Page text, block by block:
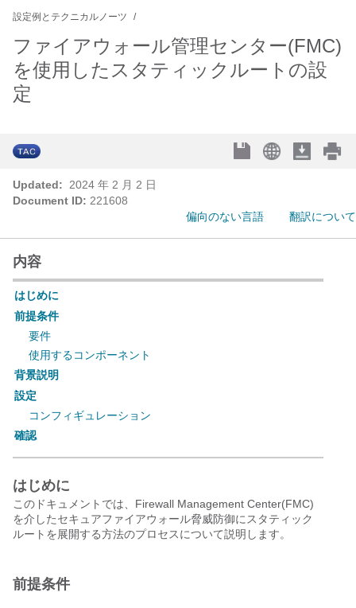
設定例とテクニカルノーツ
ファイアウォール管理センター(FMC)
を使用したスタティックルートの設
定
Updated:
2024 年 2 月 2 日
Document ID: 221608
偏向のない言語
翻訳について
内容
はじめに
前提条件
要件
使用するコンポーネント
背景説明
設定
コンフィギュレーション
確認
はじめに
このドキュメントでは、Firewall Management Center(FMC)
を介したセキュアファイアウォール脅威防御にスタティック
ルートを展開する方法のプロセスについて説明します。
前提条件